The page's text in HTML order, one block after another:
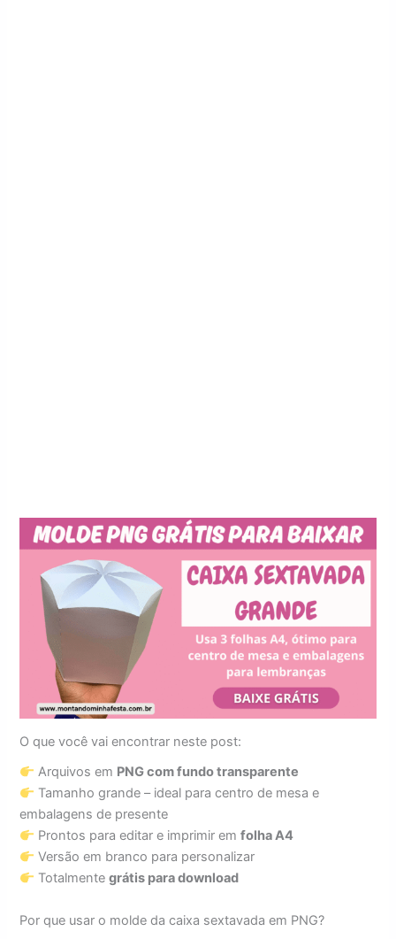
O que você vai encontrar neste post:
Arquivos em PNG com fundo transparente
Tamanho grande – ideal para centro de mesa e
embalagens de presente
Prontos para editar e imprimir emfolha A4
Versão em branco para personalizar
Totalmentegrátis para download
Por que usar o molde da caixa sextavada em PNG?